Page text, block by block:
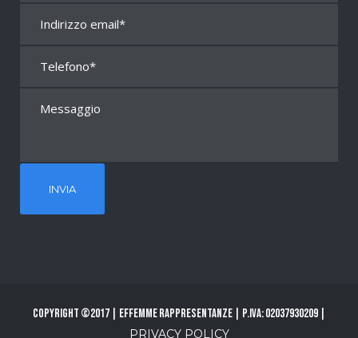
Copyright ©2017 | Effemme Rappresentanze | P.Iva: 02037930209 |
PRIVACY POLICY